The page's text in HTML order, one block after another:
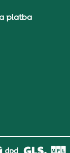
platba